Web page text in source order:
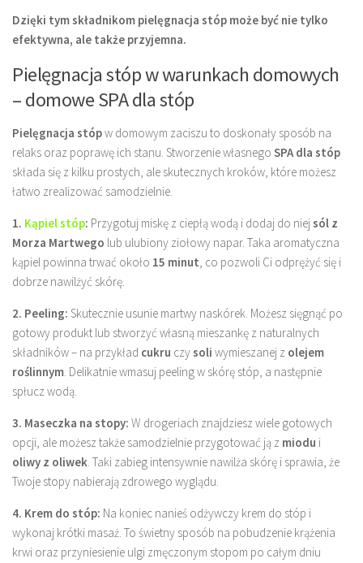
Dzięki tym składnikom pielęgnacja stóp może być nie tylko
efektywna, ale także przyjemna.
Pielęgnacja stóp w warunkach domowych
– domowe SPA dla stóp
Pielęgnacja stópw domowym zaciszu to doskonały sposób na
relaks oraz poprawę ich stanu. Stworzenie własnego SPA dla stóp
składa się z kilku prostych, ale skutecznych kroków, które możesz
łatwo zrealizować samodzielnie.
1. Kąpiel stóp: Przygotuj miskę z ciepłą wodą i dodaj do niejsól z
Morza Martwego lub ulubiony ziołowy napar. Taka aromatyczna
kąpiel powinna trwać około 15 minut, co pozwoli Ci odprężyć się i
dobrze nawilżyć skórę.
2. Peeling: Skutecznie usunie martwy naskórek. Możesz sięgnąć po
gotowy produkt lub stworzyć własną mieszankę z naturalnych
składników – na przykład cukru czysoli wymieszanej z olejem
roślinnym. Delikatnie wmasuj peeling w skórę stóp, a następnie
spłucz wodą.
3. Maseczka na stopy: W drogeriach znajdziesz wiele gotowych
opcji, ale możesz także samodzielnie przygotować ją z miodu i
oliwy z oliwek. Taki zabieg intensywnie nawilża skórę i sprawia, że
Twoje stopy nabierają zdrowego wyglądu.
4. Krem do stóp: Na koniec nanieś odżywczy krem do stóp i
wykonaj krótki masaż. To świetny sposób na pobudzenie krążenia
krwi oraz przyniesienie ulgi zmęczonym stopom po całym dniu